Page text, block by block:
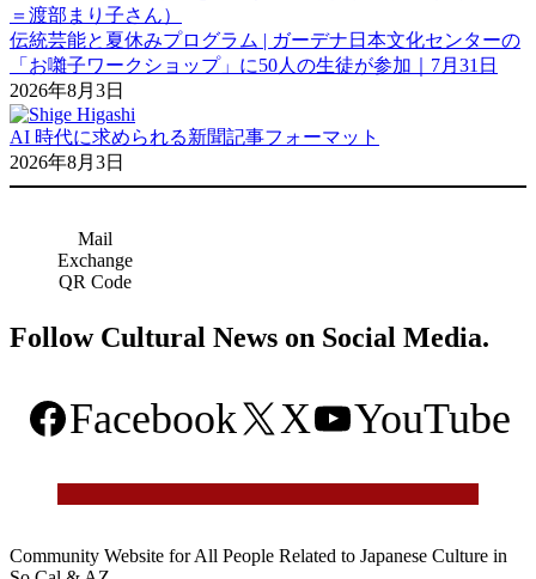
伝統芸能と夏休みプログラム | ガーデナ日本文化センターの
「お囃子ワークショップ」に50人の生徒が参加｜7月31日
2026年8月3日
AI 時代に求められる新聞記事フォーマット
2026年8月3日
Mail
Exchange
QR Code
Follow Cultural News on Social Media.
Facebook X YouTube
Community Website for All People Related to Japanese Culture in